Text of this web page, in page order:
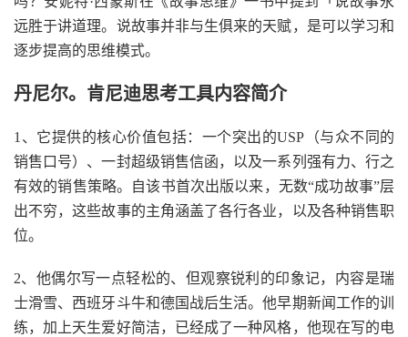
远胜于讲道理。说故事并非与生俱来的天赋，是可以学习和
逐步提高的思维模式。
丹尼尔。肯尼迪思考工具内容简介
1、它提供的核心价值包括：一个突出的USP（与众不同的
销售口号）、一封超级销售信函，以及一系列强有力、行之
有效的销售策略。自该书首次出版以来，无数“成功故事”层
出不穷，这些故事的主角涵盖了各行各业，以及各种销售职
位。
2、他偶尔写一点轻松的、但观察锐利的印象记，内容是瑞
士滑雪、西班牙斗牛和德国战后生活。他早期新闻工作的训
练，加上天生爱好简洁，已经成了一种风格，他现在写的电